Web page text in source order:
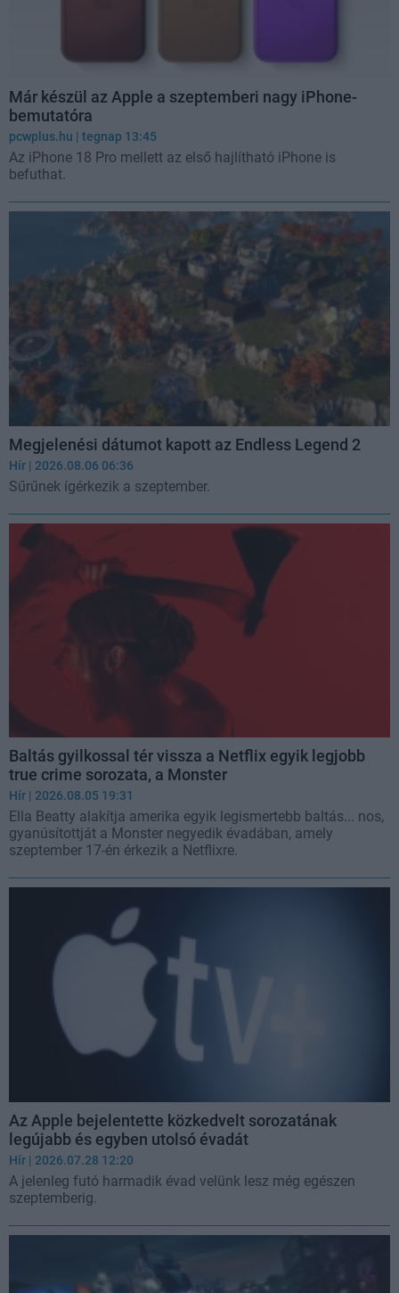
Már készül az Apple a szeptemberi nagy iPhone-
bemutatóra
pcwplus.hu | tegnap 13:45
Az iPhone 18 Pro mellett az első hajlítható iPhone is
befuthat.
Megjelenési dátumot kapott az Endless Legend 2
Hír | 2026.08.06 06:36
Sűrűnek ígérkezik a szeptember.
Baltás gyilkossal tér vissza a Netflix egyik legjobb
true crime sorozata, a Monster
Hír | 2026.08.05 19:31
Ella Beatty alakítja amerika egyik legismertebb baltás... nos,
gyanúsítottját a Monster negyedik évadában, amely
szeptember 17-én érkezik a Netflixre.
Az Apple bejelentette közkedvelt sorozatának
legújabb és egyben utolsó évadát
Hír | 2026.07.28 12:20
A jelenleg futó harmadik évad velünk lesz még egészen
szeptemberig.